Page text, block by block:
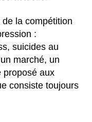
la compétition
:
suicides au
marché, un
proposé aux
consiste toujours